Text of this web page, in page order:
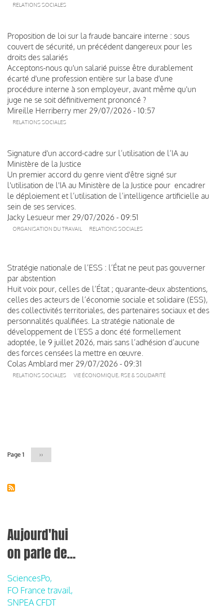
RELATIONS SOCIALES
Proposition de loi sur la fraude bancaire interne : sous
couvert de sécurité, un précédent dangereux pour les
droits des salariés
Acceptons-nous qu'un salarié puisse être durablement
écarté d'une profession entière sur la base d'une
procédure interne à son employeur, avant même qu'un
juge ne se soit définitivement prononcé ?
Mireille Herriberry mer 29/07/2026 - 10:57
RELATIONS SOCIALES
Signature d'un accord-cadre sur l’utilisation de l’IA au
Ministère de la Justice
Un premier accord du genre vient d'être signé sur
l'utilisation de l'IA au Ministère de la Justice pour encadrer
le déploiement et l’utilisation de l’intelligence artificielle au
sein de ses services.
Jacky Lesueur mer 29/07/2026 - 09:51
ORGANISATION DU TRAVAIL RELATIONS SOCIALES
Stratégie nationale de l’ESS : l’État ne peut pas gouverner
par abstention
Huit voix pour, celles de l’État ; quarante-deux abstentions,
celles des acteurs de l’économie sociale et solidaire (ESS),
des collectivités territoriales, des partenaires sociaux et des
personnalités qualifiées. La stratégie nationale de
développement de l’ESS a donc été formellement
adoptée, le 9 juillet 2026, mais sans l’adhésion d’aucune
des forces censées la mettre en œuvre.
Colas Amblard mer 29/07/2026 - 09:31
RELATIONS SOCIALES VIE ÉCONOMIQUE, RSE & SOLIDARITÉ
Page 1
Page
››
Aujourd'hui
on parle de...
SciencesPo,
FO France travail,
SNPEA CFDT